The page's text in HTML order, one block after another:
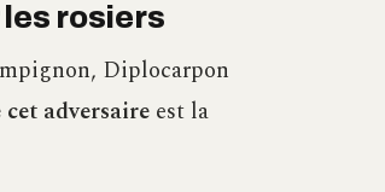
rosiers
Diplocarpon
adversaire est la